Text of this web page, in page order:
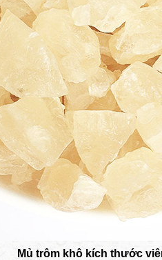
Mủ trôm khô kích thước